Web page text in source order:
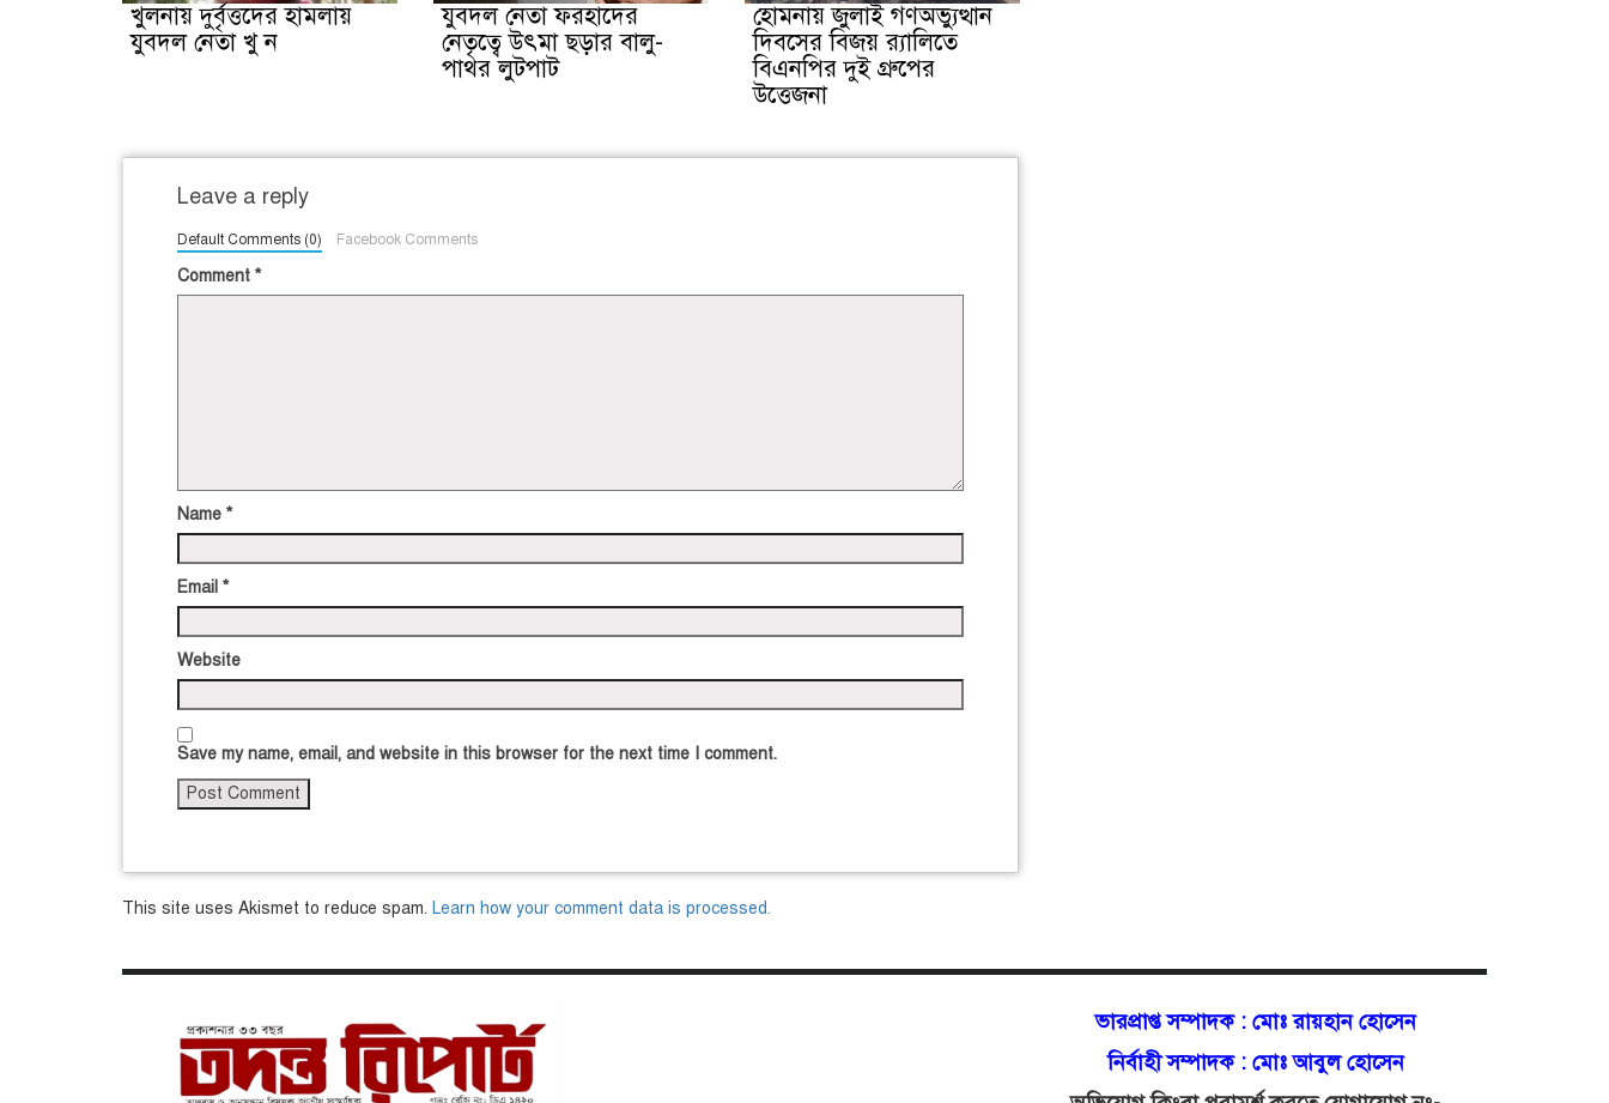
খুলনায় দুর্বৃত্তদের হামলায়
যুবদল নেতা খু ন
যুবদল নেতা ফরহাদের
নেতৃত্বে উৎমা ছড়ার বালু-
পাথর লুটপাট
হোমনায় জুলাই গণঅভ্যুত্থান
দিবসের বিজয় র‍্যালিতে
বিএনপির দুই গ্রুপের
উত্তেজনা
Leave a reply
Default Comments (0) Facebook Comments
Comment *
Name *
Email *
Website
Save my name, email, and website in this browser for the next time I comment.
This site uses Akismet to reduce spam. Learn how your comment data is processed.
ভারপ্রাপ্ত সম্পাদক : মোঃ রায়হান হোসেন
নির্বাহী সম্পাদক : মোঃ আবুল হোসেন